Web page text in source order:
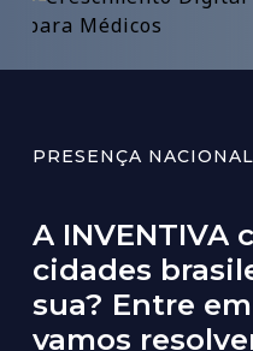
PRESENÇA NACIONAL
A INVENTIVA
cidades
sua? Entre em
vamos